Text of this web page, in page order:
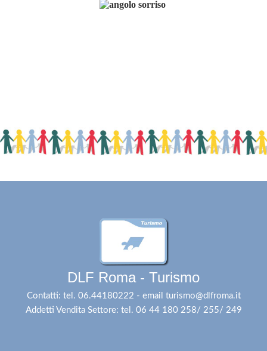
DLF Roma - Turismo
Contatti: tel. 06.44180222 - email turismo@dlfroma.it
Addetti Vendita Settore: tel. 06 44 180 258/ 255/ 249